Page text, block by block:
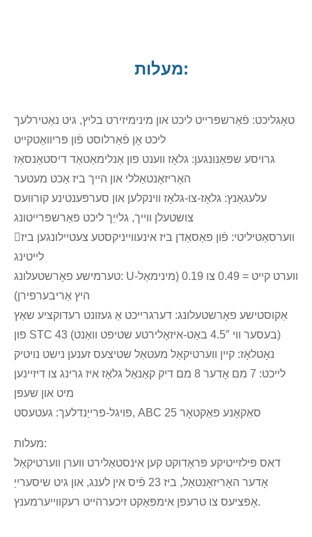
מעלות:
טאָגליכט: פֿאַרשפּרייט ליכט און מינימיזירט בליץ, גיט נאַטירלעך
ליכט אָן פֿאַרלוסט פֿון פּריוואַטקייט
גרויסע שפּאַנונגען: גלאָז ווענט פון אַנלימאַטאַד דיסטאַנסאַז
האָריזאָנטאַללי און הייך ביז אַכט מעטער
עלעגאַנץ: גלאָז-צו-גלאָז ווינקלען און סערפּענטינע קורוועס
צושטעלן ווייך, גלייַך ליכט פאַרשפּרייטונג
ווערסאַטיליטי: פֿון פאַסאַדן ביז אינעווייניקסטע צעטיילונגען ביז
לייטינג
טערמישע פאָרשטעלונג: U-ווערט קייט = 0.49 צו 0.19 (מינימאַל
היץ אַריבערפירן)
אַקוסטישע פאָרשטעלונג: דערגרייכט אַ געזונט רעדוקציע שאַץ
פון STC 43 (בעסער ווי 4.5″ באַט-איזאָלירטע שטיפט וואַנט)
נאָטלאָז: קיין ווערטיקאַל מעטאַל שטיצעס זענען נישט נויטיק
לייכט: 7 מם אָדער 8 מם דיק קאַנאַל גלאָז איז גרינג צו דיזיינען
מיט און שעפּן
פויגל-פרייַנדלעך: געטעסט, ABC סאַקאָנע פאַקטאָר 25
מעלות:
דאס פילזייטיקע פּראָדוקט קען אינסטאַלירט ווערן ווערטיקאַל
אָדער האָריזאָנטאַל, ביז 23 פֿיס אין לענג, און גיט שיסערייַ
אָפּציעס צו טרעפן אימפּאַקט זיכערהייט רעקווייערמענץ.